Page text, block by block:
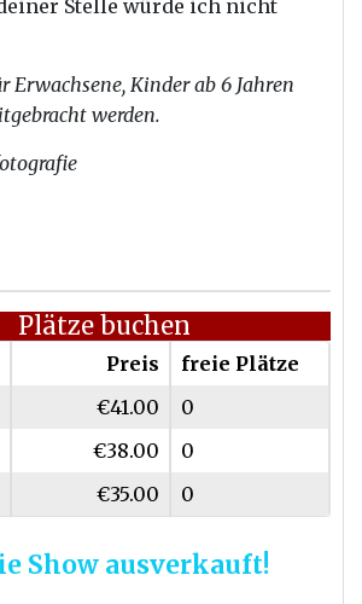
Stelle würde ich nicht
Erwachsene, Kinder ab 6 Jahren
werden.
Plätze buchen
Preis
freie Plätze
€41.00
0
€38.00
0
€35.00 0
Show ausverkauft!